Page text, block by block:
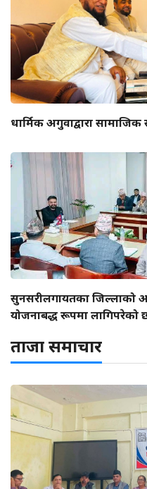
धार्मिक अगुवाद्वारा
सुनसरीलगायतका जिल्लाको
योजनाबद्ध रूपमा लागिपरेको छ
ताजा समाचार